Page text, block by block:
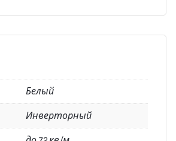
Белый
Инверторный